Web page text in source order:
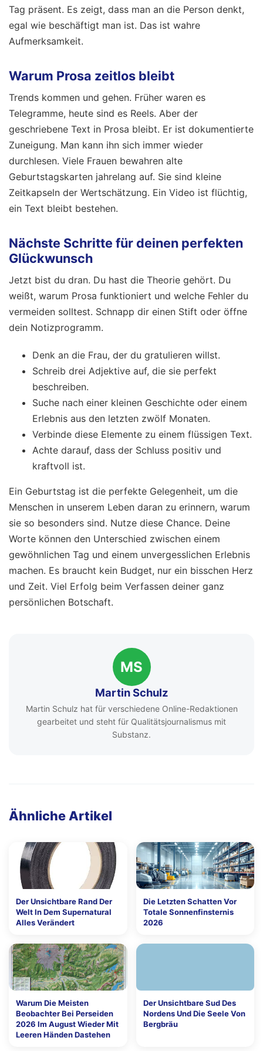
Tag präsent. Es zeigt, dass man an die Person denkt,
egal wie beschäftigt man ist. Das ist wahre
Aufmerksamkeit.
Warum Prosa zeitlos bleibt
Trends kommen und gehen. Früher waren es
Telegramme, heute sind es Reels. Aber der
geschriebene Text in Prosa bleibt. Er ist dokumentierte
Zuneigung. Man kann ihn sich immer wieder
durchlesen. Viele Frauen bewahren alte
Geburtstagskarten jahrelang auf. Sie sind kleine
Zeitkapseln der Wertschätzung. Ein Video ist flüchtig,
ein Text bleibt bestehen.
Nächste Schritte für deinen perfekten
Glückwunsch
Jetzt bist du dran. Du hast die Theorie gehört. Du
weißt, warum Prosa funktioniert und welche Fehler du
vermeiden solltest. Schnapp dir einen Stift oder öffne
dein Notizprogramm.
Denk an die Frau, der du gratulieren willst.
Schreib drei Adjektive auf, die sie perfekt
beschreiben.
Suche nach einer kleinen Geschichte oder einem
Erlebnis aus den letzten zwölf Monaten.
Verbinde diese Elemente zu einem flüssigen Text.
Achte darauf, dass der Schluss positiv und
kraftvoll ist.
Ein Geburtstag ist die perfekte Gelegenheit, um die
Menschen in unserem Leben daran zu erinnern, warum
sie so besonders sind. Nutze diese Chance. Deine
Worte können den Unterschied zwischen einem
gewöhnlichen Tag und einem unvergesslichen Erlebnis
machen. Es braucht kein Budget, nur ein bisschen Herz
und Zeit. Viel Erfolg beim Verfassen deiner ganz
persönlichen Botschaft.
MS
Martin Schulz
Martin Schulz hat für verschiedene Online-Redaktionen
gearbeitet und steht für Qualitätsjournalismus mit
Substanz.
Ähnliche Artikel
Der Unsichtbare Rand Der
Welt In Dem Supernatural
Alles Verändert
Die Letzten Schatten Vor
Totale Sonnenfinsternis
2026
Warum Die Meisten
Beobachter Bei Perseiden
2026 Im August Wieder Mit
Leeren Händen Dastehen
Der Unsichtbare Sud Des
Nordens Und Die Seele Von
Bergbräu